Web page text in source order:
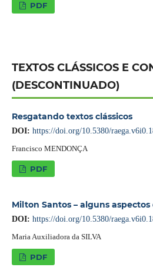
PDF
TEXTOS CLÁSSICOS E
(DESCONTINUADO)
Resgatando textos clássicos
DOI: https://doi.org/10.5380/
Francisco MENDONÇA
PDF
Milton Santos – alguns
DOI: https://doi.org/10.5380/
Maria Auxiliadora da SILVA
PDF